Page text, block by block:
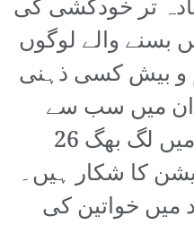
تر خودکشی کی
بسنے والے لوگوں
و بیش کسی ذہنی
ان میں سب سے
عام ڈپریشن ہے۔ دنیا میں لگ بھگ 26
ڈپریشن کا شکار ہیں۔
میں خواتین کی